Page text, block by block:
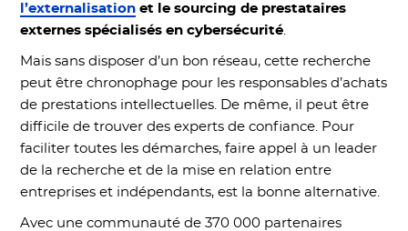
l’externalisation et le sourcing de prestataires
externes spécialisés en cybersécurité
Mais sans disposer d’un bon réseau, cette recherche
peut être chronophage pour les responsables d’achats
de prestations intellectuelles. De même, il peut être
difficile de trouver des experts de confiance. Pour
faciliter toutes les démarches, faire appel à un leader
de la recherche et de la mise en relation entre
entreprises et indépendants, est la bonne alternative.
Avec une communauté de 370 000 partenaires